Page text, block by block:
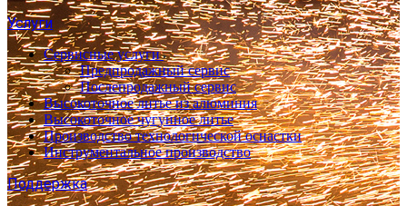
Услуги
Сервисные услуги
Предпродажный сервис
Послепродажный сервис
Высокоточное литье из алюминия
Высокоточное чугунное литье
Производство технологической оснастки
Инструментальное производство
Поддержка